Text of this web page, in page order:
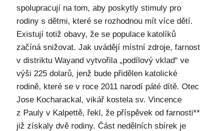
spolupracují na tom, aby poskytly stimuly pro
rodiny s dětmi, které se rozhodnou mít více dětí.
Existují totiž obavy, že se populace katolíků
začíná snižovat. Jak uvádějí místní zdroje, farnost
v distriktu Wayand vytvořila „podílový vklad“ ve
výši 225 dolarů, jenž bude přidělen katolické
rodině, které se v roce 2011 narodí páté dítě. Otec
Jose Kocharackal, vikář kostela sv. Vincence
z Pauly v Kalpettě, řekl, že příspěvek od farnosti**
již získaly dvě rodiny. Část nedělních sbírek je